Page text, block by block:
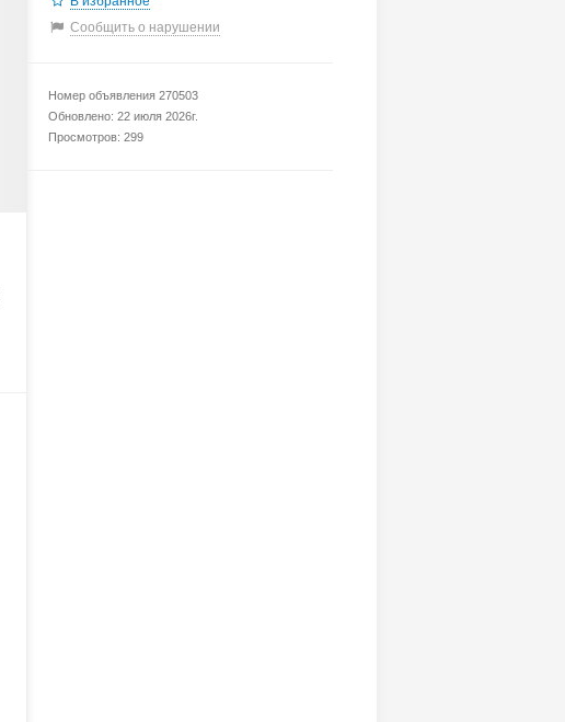
Сообщить о нарушении
Номер объявления 270503
Обновлено: 22 июля 2026г.
Просмотров: 299